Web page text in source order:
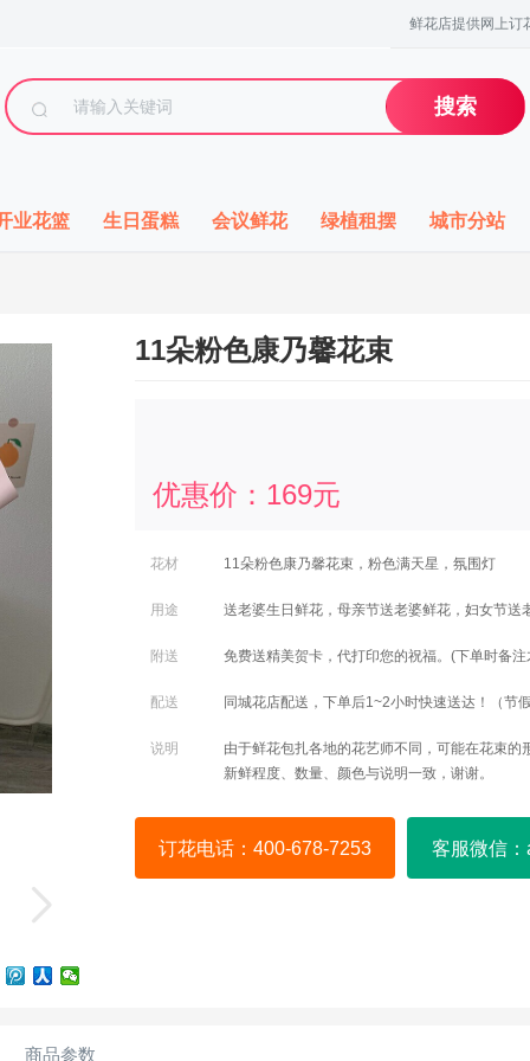
鲜花店提供网上订
搜索
业花篮 生日蛋糕 会议鲜花 绿植租摆 城市分站
11朵粉色康乃馨花束
优惠价： 169元
花材 11朵粉色康乃馨花束，粉色满天星，氛围灯
用途 送老婆生日鲜花，母亲节送老婆鲜花，妇女节送
附送 免费送精美贺卡，代打印您的祝福。(下单时备注
配送 同城花店配送，下单后1~2小时快速送达！（节
说明
由于鲜花包扎各地的花艺师不同，可能在花束
新鲜程度、数量、颜色与说明一致，谢谢。
订花电话：400-678-7253 客服微信
商品参数